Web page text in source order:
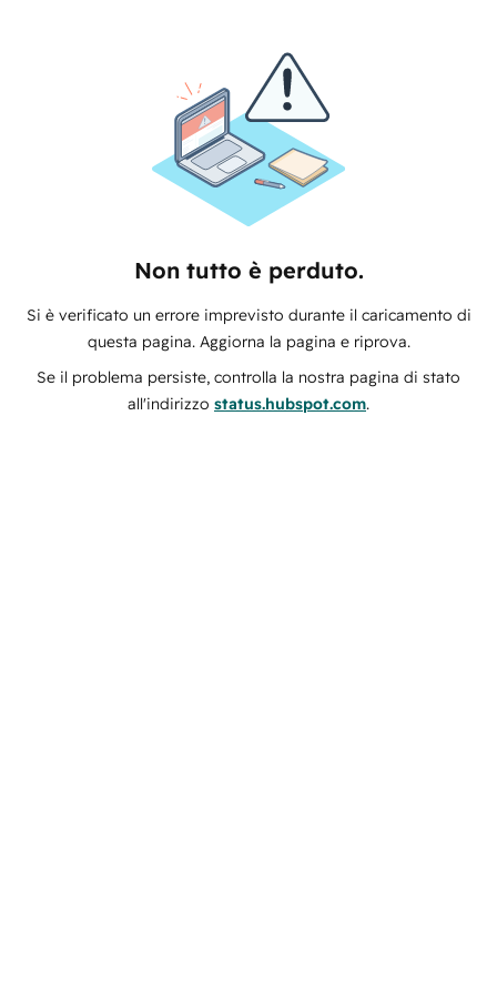
Non tutto è perduto.
Si è verificato un errore imprevisto durante il caricamento di
questa pagina. Aggiorna la pagina e riprova.
Se il problema persiste, controlla la nostra pagina di stato
all'indirizzo status.hubspot.com.